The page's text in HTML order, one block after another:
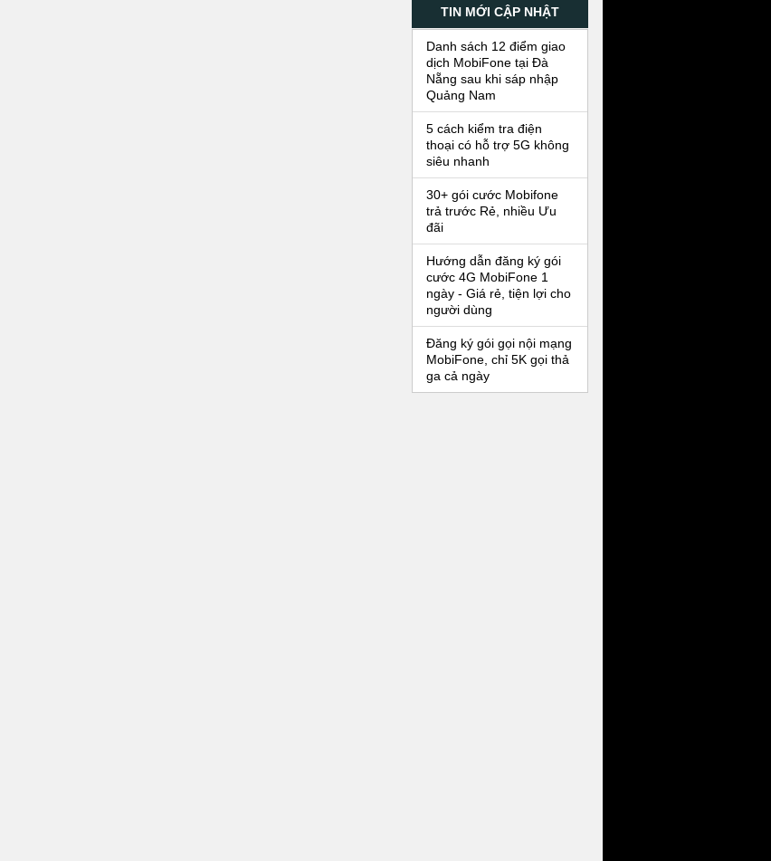
TIN MỚI CẬP NHẬT
Danh sách 12 điểm giao
dịch MobiFone tại Đà
Nẵng sau khi sáp nhập
Quảng Nam
5 cách kiểm tra điện
thoại có hỗ trợ 5G không
siêu nhanh
30+ gói cước Mobifone
trả trước Rẻ, nhiều Ưu
đãi
Hướng dẫn đăng ký gói
cước 4G MobiFone 1
ngày - Giá rẻ, tiện lợi cho
người dùng
Đăng ký gói gọi nội mạng
MobiFone, chỉ 5K gọi thả
ga cả ngày